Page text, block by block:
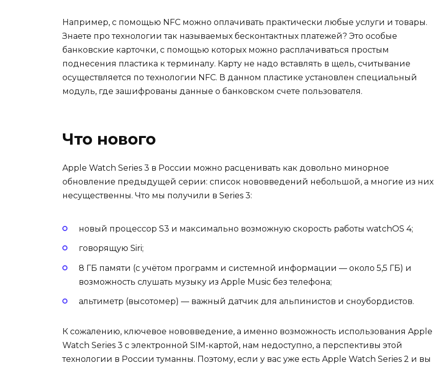
Например, с помощью NFC можно оплачивать практически любые услуги и товары.
Знаете про технологии так называемых бесконтактных платежей? Это особые
банковские карточки, с помощью которых можно расплачиваться простым
поднесения пластика к терминалу. Карту не надо вставлять в щель, считывание
осуществляется по технологии NFC. В данном пластике установлен специальный
модуль, где зашифрованы данные о банковском счете пользователя.
Что нового
Apple Watch Series 3 в России можно расценивать как довольно минорное
обновление предыдущей серии: список нововведений небольшой, а многие из них
несущественны. Что мы получили в Series 3:
новый процессор S3 и максимально возможную скорость работы watchOS 4;
говорящую Siri;
8 ГБ памяти (с учётом программ и системной информации — около 5,5 ГБ) и
возможность слушать музыку из Apple Music без телефона;
альтиметр (высотомер) — важный датчик для альпинистов и сноубордистов.
К сожалению, ключевое нововведение, а именно возможность использования Apple
Watch Series 3 с электронной SIM-картой, нам недоступно, а перспективы этой
технологии в России туманны. Поэтому, если у вас уже есть Apple Watch Series 2 и вы